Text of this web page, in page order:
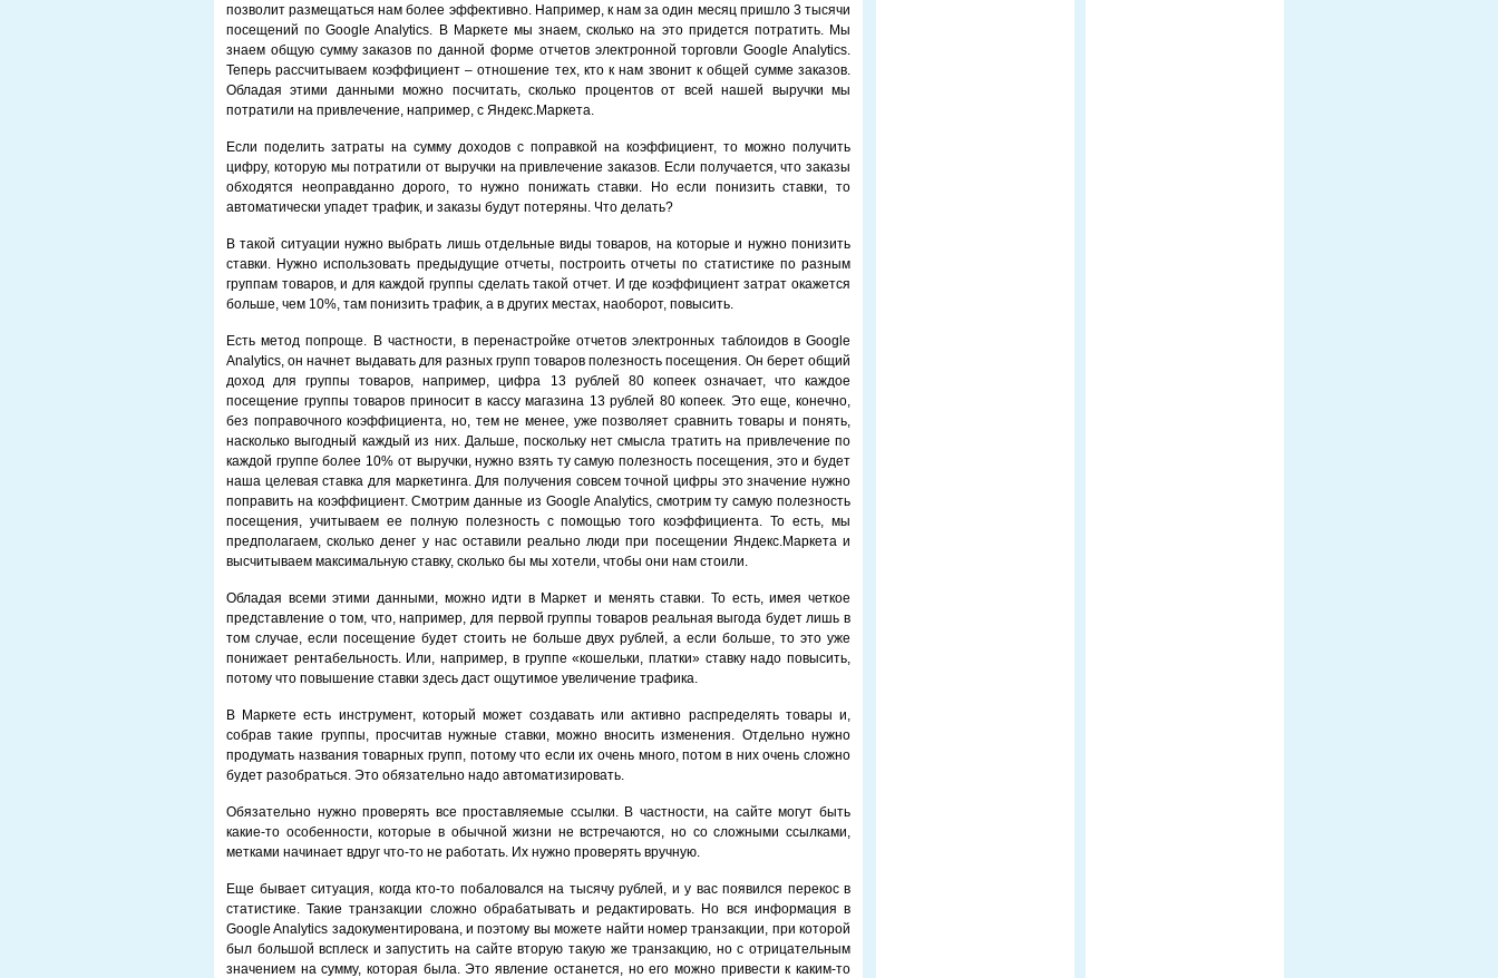
позволит размещаться нам более эффективно. Например, к нам за один месяц пришло 3 тысячи
посещений по Google Analytics. В Маркете мы знаем, сколько на это придется потратить. Мы
знаем общую сумму заказов по данной форме отчетов электронной торговли Google Analytics.
Теперь рассчитываем коэффициент – отношение тех, кто к нам звонит к общей сумме заказов.
Обладая этими данными можно посчитать, сколько процентов от всей нашей выручки мы
потратили на привлечение, например, с Яндекс.Маркета.
Если поделить затраты на сумму доходов с поправкой на коэффициент, то можно получить
цифру, которую мы потратили от выручки на привлечение заказов. Если получается, что заказы
обходятся неоправданно дорого, то нужно понижать ставки. Но если понизить ставки, то
автоматически упадет трафик, и заказы будут потеряны. Что делать?
В такой ситуации нужно выбрать лишь отдельные виды товаров, на которые и нужно понизить
ставки. Нужно использовать предыдущие отчеты, построить отчеты по статистике по разным
группам товаров, и для каждой группы сделать такой отчет. И где коэффициент затрат окажется
больше, чем 10%, там понизить трафик, а в других местах, наоборот, повысить.
Есть метод попроще. В частности, в перенастройке отчетов электронных таблоидов в Google
Analytics, он начнет выдавать для разных групп товаров полезность посещения. Он берет общий
доход для группы товаров, например, цифра 13 рублей 80 копеек означает, что каждое
посещение группы товаров приносит в кассу магазина 13 рублей 80 копеек. Это еще, конечно,
без поправочного коэффициента, но, тем не менее, уже позволяет сравнить товары и понять,
насколько выгодный каждый из них. Дальше, поскольку нет смысла тратить на привлечение по
каждой группе более 10% от выручки, нужно взять ту самую полезность посещения, это и будет
наша целевая ставка для маркетинга. Для получения совсем точной цифры это значение нужно
поправить на коэффициент. Смотрим данные из Google Analytics, смотрим ту самую полезность
посещения, учитываем ее полную полезность с помощью того коэффициента. То есть, мы
предполагаем, сколько денег у нас оставили реально люди при посещении Яндекс.Маркета и
высчитываем максимальную ставку, сколько бы мы хотели, чтобы они нам стоили.
Обладая всеми этими данными, можно идти в Маркет и менять ставки. То есть, имея четкое
представление о том, что, например, для первой группы товаров реальная выгода будет лишь в
том случае, если посещение будет стоить не больше двух рублей, а если больше, то это уже
понижает рентабельность. Или, например, в группе «кошельки, платки» ставку надо повысить,
потому что повышение ставки здесь даст ощутимое увеличение трафика.
В Маркете есть инструмент, который может создавать или активно распределять товары и,
собрав такие группы, просчитав нужные ставки, можно вносить изменения. Отдельно нужно
продумать названия товарных групп, потому что если их очень много, потом в них очень сложно
будет разобраться. Это обязательно надо автоматизировать.
Обязательно нужно проверять все проставляемые ссылки. В частности, на сайте могут быть
какие-то особенности, которые в обычной жизни не встречаются, но со сложными ссылками,
метками начинает вдруг что-то не работать. Их нужно проверять вручную.
Еще бывает ситуация, когда кто-то побаловался на тысячу рублей, и у вас появился перекос в
статистике. Такие транзакции сложно обрабатывать и редактировать. Но вся информация в
Google Analytics задокументирована, и поэтому вы можете найти номер транзакции, при которой
был большой всплеск и запустить на сайте вторую такую же транзакцию, но с отрицательным
значением на сумму, которая была. Это явление останется, но его можно привести к каким-то